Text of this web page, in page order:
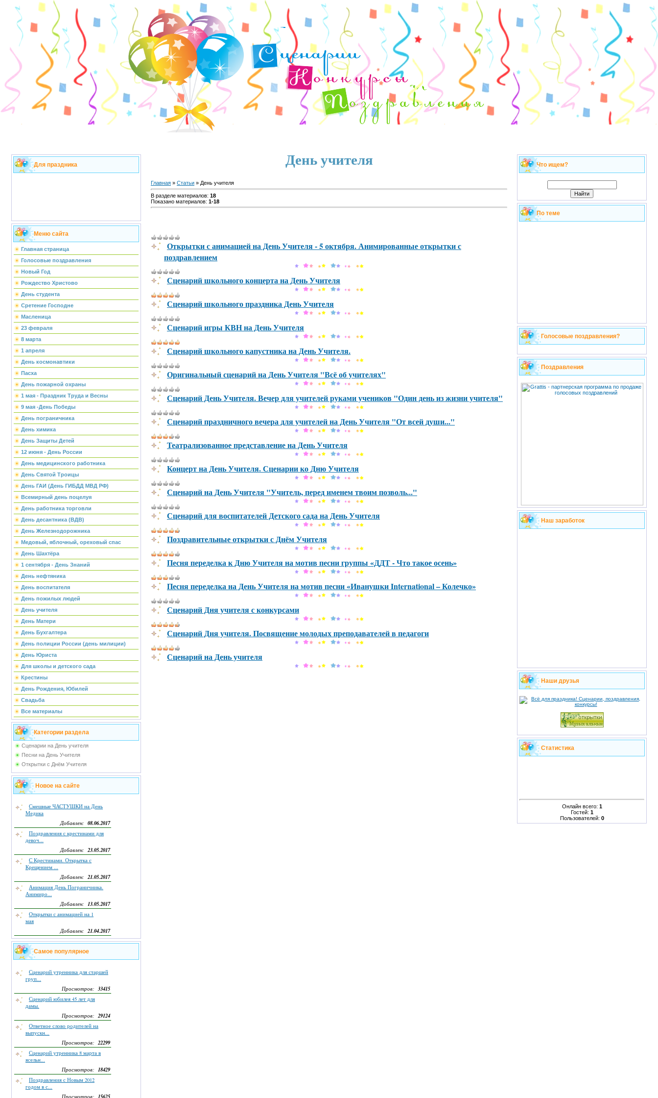
Для праздника
Меню сайта
Главная страница
Голосовые поздравления
Новый Год
Рождество Христово
День студента
Сретение Господне
Масленица
23 февраля
8 марта
1 апреля
День космонавтики
Пасха
День пожарной охраны
1 мая - Праздник Труда и Весны
9 мая -День Победы
День пограничника
День химика
День Защиты Детей
12 июня - День России
День медицинского работника
День Святой Троицы
День ГАИ (День ГИБДД МВД РФ)
Всемирный день поцелуя
День работника торговли
День десантника (ВДВ)
День Железнодорожника
Медовый, яблочный, ореховый спас
День Шахтёра
1 сентября - День Знаний
День нефтяника
День воспитателя
День пожилых людей
День учителя
День Матери
День Бухгалтера
День полиции России (день милиции)
День Юриста
Для школы и детского сада
Крестины
День Рождения, Юбилей
Свадьба
Все материалы
Категории раздела
Сценарии на День учителя
Песни на День Учителя
Открытки с Днём Учителя
Новое на сайте
Смешные ЧАСТУШКИ на День
Медика
Добавлен: 08.06.2017
Поздравления с крестинами для
девоч...
Добавлен:23.05.2017
С Крестинами. Открытка с
Крещением ...
Добавлен:21.05.2017
Анимация День Пограничника.
Анимиро...
Добавлен: 13.05.2017
Открытки с анимацией на 1
мая
Добавлен:21.04.2017
Самое популярное
Сценарий утренника для старшей
груп...
Просмотров: 33415
Сценарий юбилея 45 лет для
дамы.
Просмотров:29124
Ответное слово родителей на
выпускн...
Просмотров:22299
Сценарий утренника 8 марта в
ясельн...
Просмотров: 18429
Поздравления с Новым 2012
годом в с...
Просмотров: 15625
День учителя
Главная » Статьи » День учителя
В разделе материалов: 18
Показано материалов: 1-18
Открытки с анимацией на День Учителя - 5 октября. Анимированные открытки с
поздравлением
Сценарий школьного концерта на День Учителя
Сценарий школьного праздника День Учителя
Сценарий игры КВН на День Учителя
Сценарий школьного капустника на День Учителя.
Оригинальный сценарий на День Учителя "Всё об учителях"
Сценарий День Учителя. Вечер для учителей руками учеников "Один день из жизни учителя"
Сценарий праздничного вечера для учителей на День Учителя "От всей души..."
Театрализованное представление на День Учителя
Концерт на День Учителя. Сценарии ко Дню Учителя
Сценарий на День Учителя "Учитель, перед именем твоим позволь..."
Сценарий для воспитателей Детского сада на День Учителя
Поздравительные открытки с Днём Учителя
Песня переделка к Дню Учителя на мотив песни группы «ДДТ - Что такое осень»
Песня переделка на День Учителя на мотив песни «Иванушки International – Колечко»
Сценарий Дня учителя с конкурсами
Сценарий Дня учителя. Посвящение молодых преподавателей в педагоги
Сценарий на День учителя
Что ищем?
По теме
Голосовые поздравления?
Поздравления
Наш заработок
Наши друзья
Статистика
Онлайн всего: 1
Гостей: 1
Пользователей: 0